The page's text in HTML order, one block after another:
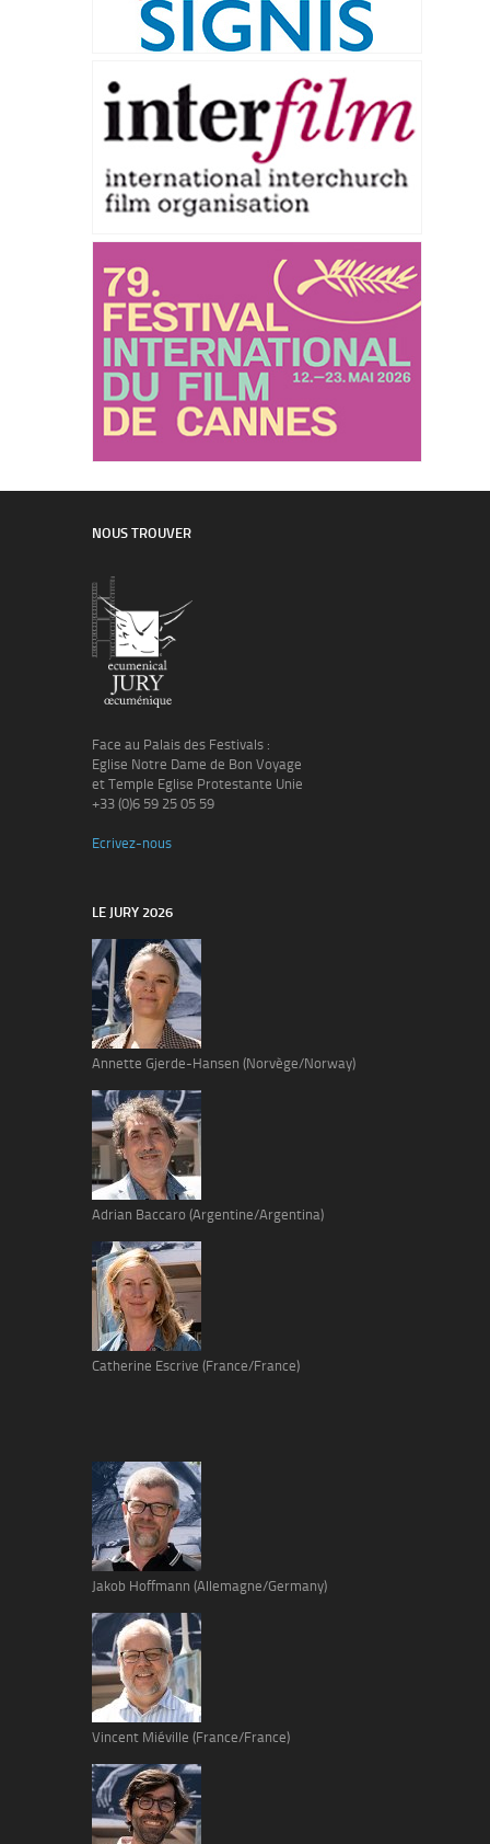
NOUS TROUVER
Face au Palais des Festivals :
Eglise Notre Dame de Bon Voyage
et Temple Eglise Protestante Unie
+33 (0)6 59 25 05 59
Ecrivez-nous
LE JURY 2026
Annette Gjerde-Hansen (Norvège/Norway)
Adrian Baccaro (Argentine/Argentina)
Catherine Escrive (France/France)
Jakob Hoffmann (Allemagne/Germany)
Vincent Miéville (France/France)